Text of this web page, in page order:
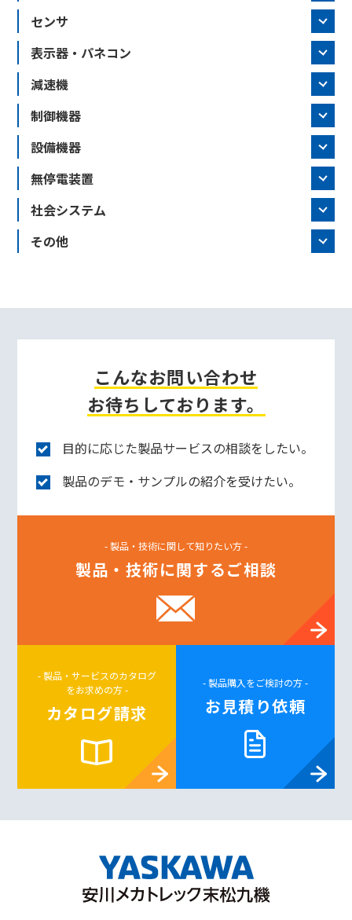
センサ
表示器・パネコン
減速機
制御機器
設備機器
無停電装置
社会システム
その他
こんなお問い合わせ
お待ちしております。
目的に応じた製品サービスの相談をしたい。
製品のデモ・サンプルの紹介を受けたい。
- 製品・技術に関して知りたい方 -
製品・技術に関するご相談
- 製品・サービスのカタログ
をお求めの方 -
カタログ請求
- 製品購入をご検討の方 -
お見積り依頼